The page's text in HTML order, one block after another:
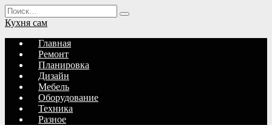
Перейти
к
содержанию
Search
for:
Кухня сам
Главная
Ремонт
Планировка
Дизайн
Мебель
Оборудование
Техника
Разное